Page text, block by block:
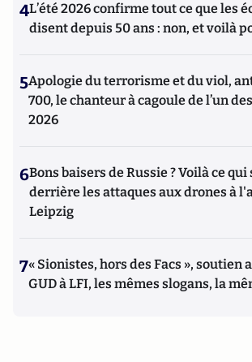
4L’été 2026 confirme tout ce que les
disent depuis 50 ans : non, et voilà
5Apologie du terrorisme et du viol,
700, le chanteur à cagoule de l’un
2026
6Bons baisers de Russie ? Voilà ce qui
derrière les attaques aux drones à
Leipzig
7« Sionistes, hors des Facs », soutien
GUD à LFI, les mêmes slogans, la